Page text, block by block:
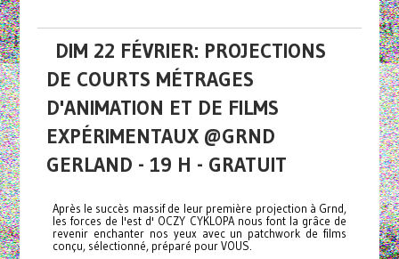
DIM 22 FÉVRIER: PROJECTIONS
DE COURTS MÉTRAGES
D'ANIMATION ET DE FILMS
EXPÉRIMENTAUX @GRND
GERLAND - 19 H - GRATUIT
Après le succès massif de leur première projection à Grnd,
les forces de l'est d' OCZY CYKLOPA nous font la grâce de
revenir enchanter nos yeux avec un patchwork de films
conçu, sélectionné, préparé pour VOUS.